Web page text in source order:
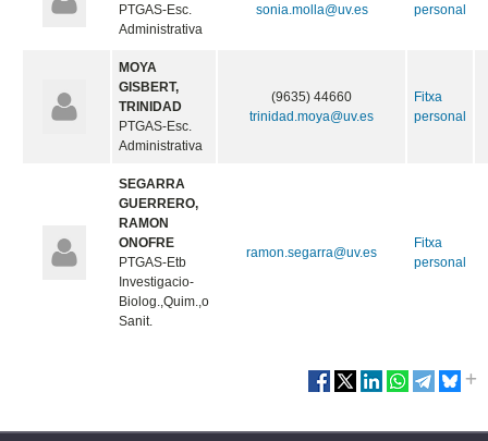
PTGAS-Esc.
Administrativa
sonia.molla@uv.es
personal
MOYA
GISBERT,
TRINIDAD
PTGAS-Esc.
Administrativa
(9635) 44660
trinidad.moya@uv.es
Fitxa
personal
SEGARRA
GUERRERO,
RAMON
ONOFRE
PTGAS-Etb
Investigacio-
Biolog.,Quim.,o
Sanit.
ramon.segarra@uv.es
Fitxa
personal